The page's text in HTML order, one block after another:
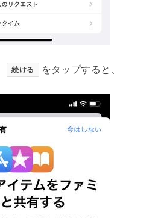
続ける をタップすると、